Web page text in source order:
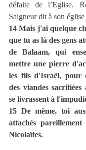
défaite de l’Eglise.
Saigneur dit à son église
14 Mais j'ai quelque
que tu as là des gens
de Balaam, qui
mettre une pierre
les fils d'Israël, pour
des viandes
se livrassent à
15 De même, toi
attachés
Nicolaïtes.